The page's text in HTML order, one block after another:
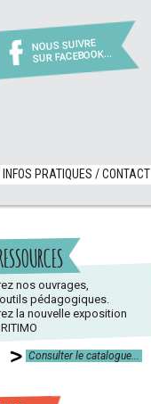
NOUS SUIVRE
SUR FACEBOOK...
INFOS PRATIQUES / CONTACT
nos ouvrages,
pédagogiques.
la nouvelle exposition
Consulter le catalogue...